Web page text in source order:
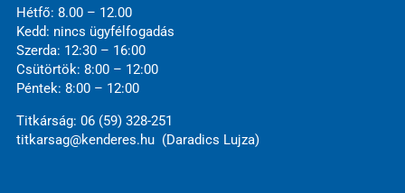
Hétfő: 8.00 – 12.00
Kedd: nincs ügyfélfogadás
Szerda: 12:30 – 16:00
Csütörtök: 8:00 – 12:00
Péntek: 8:00 – 12:00
Titkárság: 06 (59) 328-251
titkarsag@kenderes.hu (Daradics Lujza)